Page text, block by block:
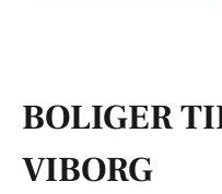
BOLIGER
VIBORG